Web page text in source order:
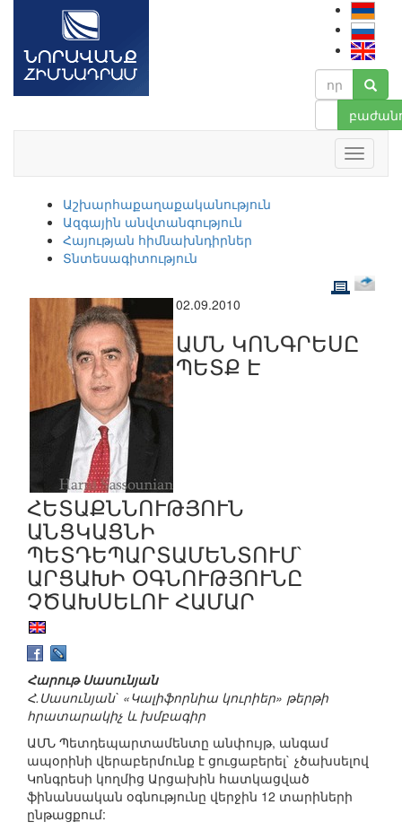
Աշխարհաքաղաքականություն
Ազգային անվտանգություն
Հայության հիմնախնդիրներ
Տնտեսագիտություն
02.09.2010
ԱՄՆ ԿՈՆԳՐԵՍԸ
ՊԵՏՔ Է
ՀԵՏԱՔՆՆՈՒԹՅՈՒՆ
ԱՆՑԿԱՑՆԻ
ՊԵՏԴԵՊԱՐՏԱՄԵՆՏՈՒՄ`
ԱՐՑԱԽԻ ՕԳՆՈՒԹՅՈՒՆԸ
ՉԾԱԽՍԵԼՈՒ ՀԱՄԱՐ
Հարութ Սասունյան
Հ.Սասունյան` «Կալիֆորնիա կուրիեր» թերթի
հրատարակիչ և խմբագիր
ԱՄՆ Պետդեպարտամենտը անփույթ, անգամ
ապօրինի վերաբերմունք է ցուցաբերել` չծախսելով
Կոնգրեսի կողմից Արցախին հատկացված
ֆինանսական օգնությունը վերջին 12 տարիների
ընթացքում: